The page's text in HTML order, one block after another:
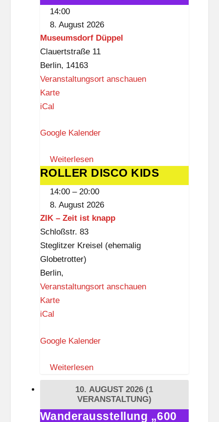
Mit
Augen
der
Vergangenheit
14:00
8. August 2026
Museumsdorf Düppel
Clauertstraße 11
Berlin, 14163
Veranstaltungsort anschauen
KarteM
e
m
s
d
o
f
D
ü
p
p
e
iCal
Google Kalender
Weiterlesen
ROLLER
DISCO
KIDS
ROLLER DISCO KIDS
14:00 – 20:00
8. August 2026
ZIK – Zeit ist knapp
Schloßstr. 83
Steglitzer Kreisel (ehemalig
Globetrotter)
Berlin,
Veranstaltungsort anschauen
KarteZ
–
e
i
i
iCal
Google Kalender
Weiterlesen
10. AUGUST 2026 (1
VERANSTALTUNG)
Wanderausstellung
Wanderausstellung „600